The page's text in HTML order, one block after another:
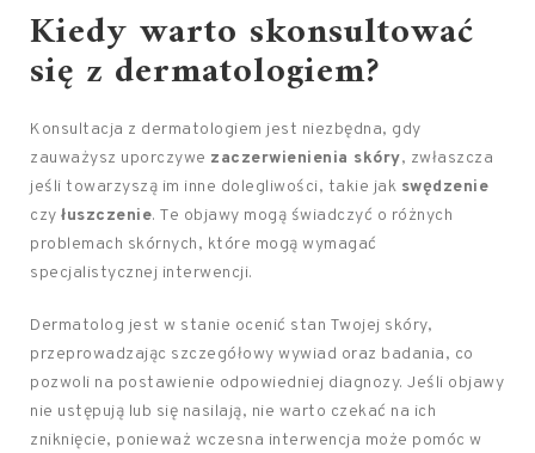
Kiedy warto skonsultować
się z dermatologiem?
Konsultacja z dermatologiem jest niezbędna, gdy
zauważysz uporczywe zaczerwienienia skóry, zwłaszcza
jeśli towarzyszą im inne dolegliwości, takie jak swędzenie
czy łuszczenie. Te objawy mogą świadczyć o różnych
problemach skórnych, które mogą wymagać
specjalistycznej interwencji.
Dermatolog jest w stanie ocenić stan Twojej skóry,
przeprowadzając szczegółowy wywiad oraz badania, co
pozwoli na postawienie odpowiedniej diagnozy. Jeśli objawy
nie ustępują lub się nasilają, nie warto czekać na ich
zniknięcie, ponieważ wczesna interwencja może pomóc w